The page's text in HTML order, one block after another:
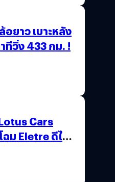
อยาว เบาะหลัง
ทีวิ่ง 433 กม. !
Cars
ม Eletre ดีไซน์